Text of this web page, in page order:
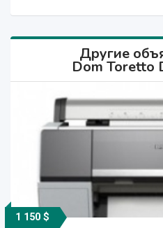
Другие
Dom Toretto
1 150 $